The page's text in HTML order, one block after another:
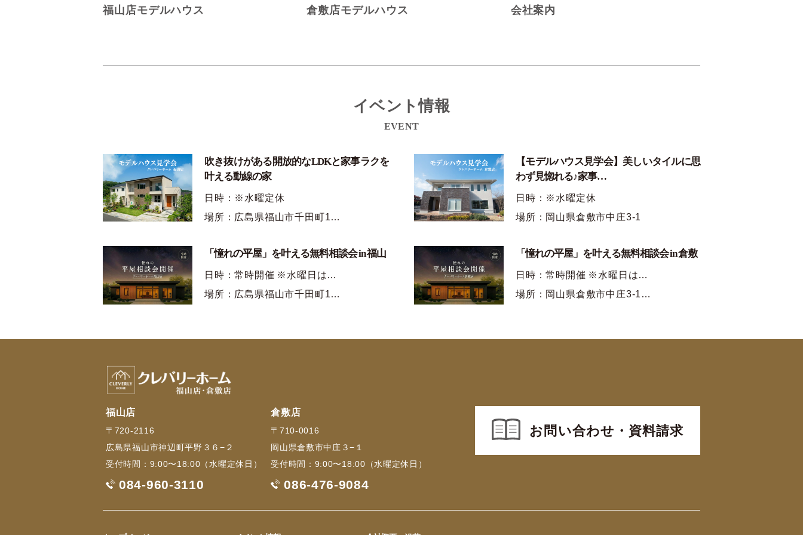
福山店モデルハウス 倉敷店モデルハウス 会社案内
イベント情報
EVENT
吹き抜けがある開放的なLDKと家事ラクを
叶える動線の家
日時：※水曜定休
場所：広島県福山市千田町1…
【モデルハウス見学会】美しいタイルに思
わず見惚れる♪家事…
日時：※水曜定休
場所：岡山県倉敷市中庄3-1
「憧れの平屋」を叶える無料相談会 in 福山
日時：常時開催 ※水曜日は…
場所：広島県福山市千田町1…
「憧れの平屋」を叶える無料相談会 in 倉敷
日時：常時開催 ※水曜日は…
場所：岡山県倉敷市中庄3-1…
お問い合わせ・資料請求
福山店
〒720-2116
広島県福山市神辺町平野３６−２
受付時間：9:00〜18:00（水曜定休日）
084-960-3110
倉敷店
〒710-0016
岡山県倉敷市中庄３−１
受付時間：9:00〜18:00（水曜定休日）
086-476-9084